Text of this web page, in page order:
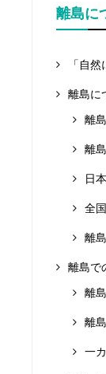
離島に
「自
離島に
離
離
日
全
離
離島で
離
離
一